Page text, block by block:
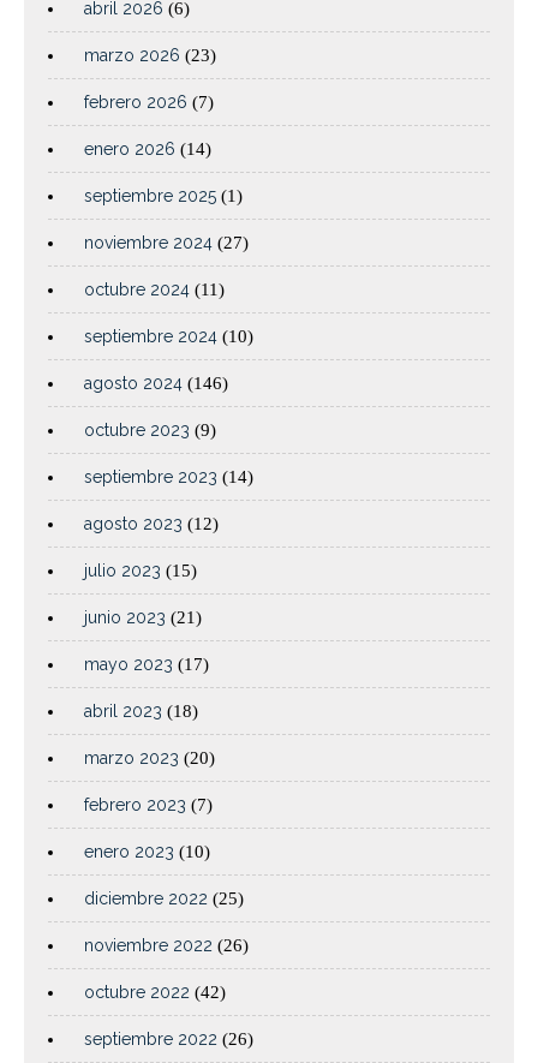
abril 2026 (6)
marzo 2026 (23)
febrero 2026 (7)
enero 2026 (14)
septiembre 2025 (1)
noviembre 2024 (27)
octubre 2024 (11)
septiembre 2024 (10)
agosto 2024 (146)
octubre 2023 (9)
septiembre 2023 (14)
agosto 2023 (12)
julio 2023 (15)
junio 2023 (21)
mayo 2023 (17)
abril 2023 (18)
marzo 2023 (20)
febrero 2023 (7)
enero 2023 (10)
diciembre 2022 (25)
noviembre 2022 (26)
octubre 2022 (42)
septiembre 2022 (26)